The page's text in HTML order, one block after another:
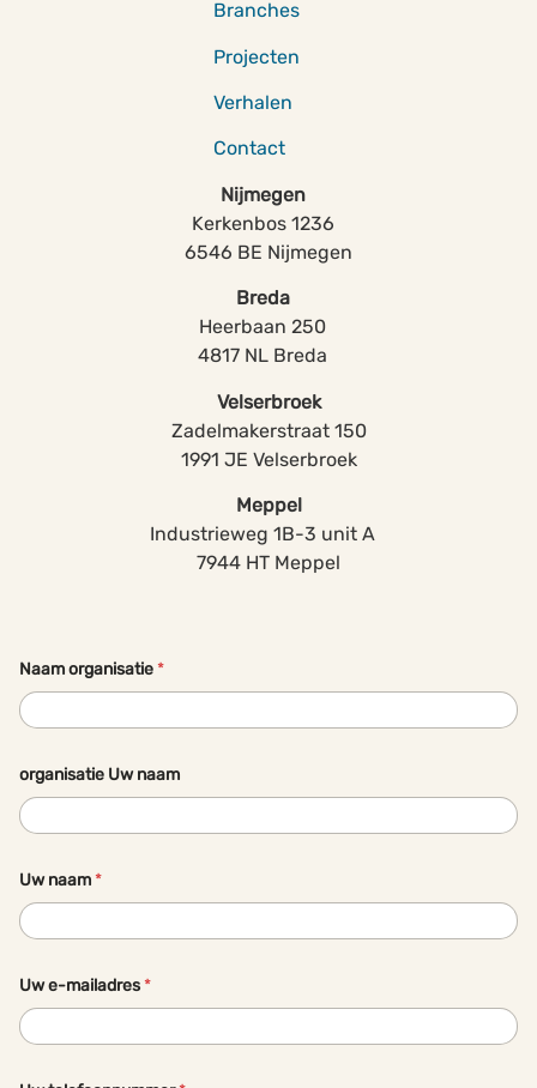
Branches
Projecten
Verhalen
Contact
Nijmegen
Kerkenbos 1236
6546 BE Nijmegen
Breda
Heerbaan 250
4817 NL Breda
Velserbroek
Zadelmakerstraat 150
1991 JE Velserbroek
Meppel
Industrieweg 1B-3 unit A
7944 HT Meppel
Naam organisatie*
organisatie Uw naam
Uw naam*
Uw e-mailadres*